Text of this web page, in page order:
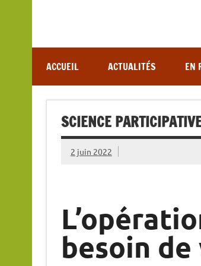
ACCUEIL ACTUALITÉS EN
SCIENCE
2 juin 2022
besoin